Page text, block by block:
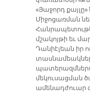
«Յաջորդ
Միջոցառման
մշակոյթի եւ
Դանիէլեան իր
մեկուսացման
ամենադժուար